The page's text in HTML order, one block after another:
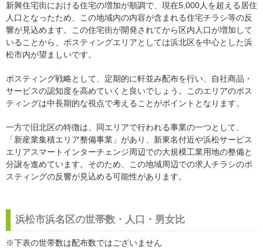
新興住宅街における住宅の増加が順調で、現在5,000人を超える居住
人口となったため、この地域内の内容が含まれる住宅チラシ等の反
響が見込めます。この住宅街が開発されてから区内人口が増加して
いることから、ポスティングエリアとしては浜北区を中心とした浜
松市内が望ましいです。
ポスティング戦略として、定期的に軒並み配布を行い、自社商品・
サービスの認知度を高めていくと良いでしょう。このエリアのポス
ティングは中長期的な視点で考えることがポイントとなります。
一方で旧北区の特徴は、同エリアで行われる事業の一つとして、
「新産業集積エリア整備事業」があり、新東名付近や浜松サービス
エリアスマートインターチェンジ周辺での大規模工業用地の整備と
分譲を進めています。そのため、この地域周辺での求人チラシのポ
スティングの反響が見込める可能性があります。
浜松市浜名区の世帯数・人口・男女比
※下表の世帯数は配布数ではございません